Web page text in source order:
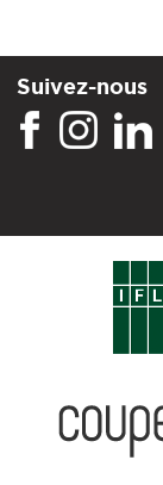
Suivez-nous